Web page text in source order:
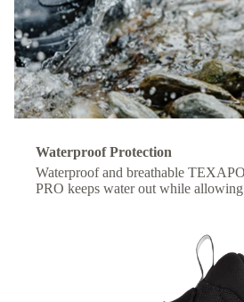
Waterproof Protection
Waterproof and breathable
PRO keeps water out while allowing